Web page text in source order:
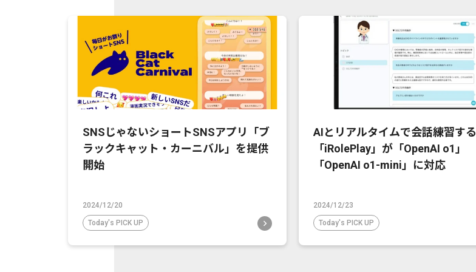
SNSじゃないショートSNSアプリ「ブ
ラックキャット・カーニバル」を提供
開始
2024/12/20
Today's PICK UP
AIとリアルタイムで会話練習する
「iRolePlay」が「OpenAI o1」
「OpenAI o1-mini」に対応
2024/12/23
Today's PICK UP